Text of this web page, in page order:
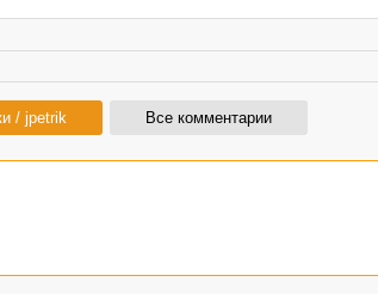
/ jpetrik Все комментарии